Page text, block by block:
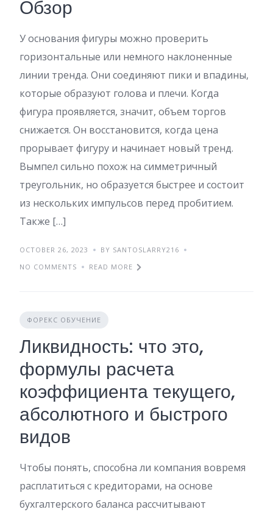
Обзор
У основания фигуры можно проверить
горизонтальные или немного наклоненные
линии тренда. Они соединяют пики и впадины,
которые образуют голова и плечи. Когда
фигура проявляется, значит, объем торгов
снижается. Он восстановится, когда цена
прорывает фигуру и начинает новый тренд.
Вымпел сильно похож на симметричный
треугольник, но образуется быстрее и состоит
из нескольких импульсов перед пробитием.
Также […]
OCTOBER 26, 2023
BY SANTOSLARRY216
NO COMMENTS
READ MORE
ФОРЕКС ОБУЧЕНИЕ
Ликвидность: что это,
формулы расчета
коэффициента текущего,
абсолютного и быстрого
видов
Чтобы понять, способна ли компания вовремя
расплатиться с кредиторами, на основе
бухгалтерского баланса рассчитывают